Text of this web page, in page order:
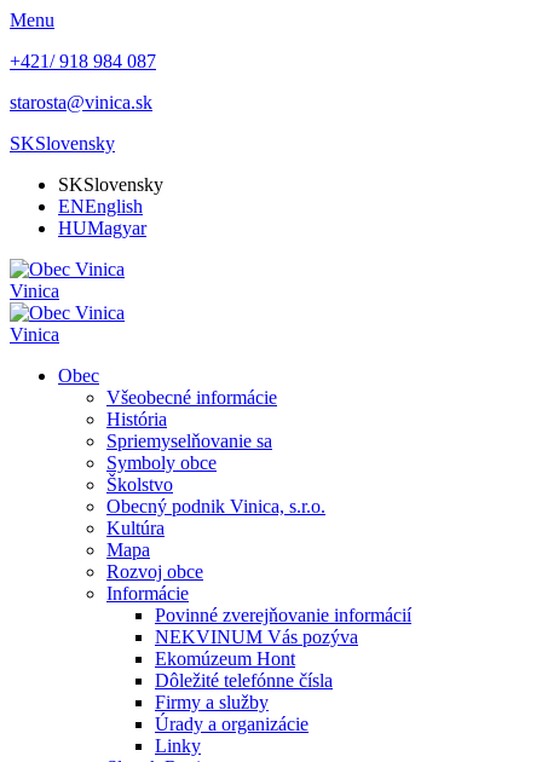
Menu
+421/ 918 984 087
starosta@vinica.sk
SKSlovensky
SKSlovensky
ENEnglish
HUMagyar
Vinica
Vinica
Obec
Všeobecné informácie
História
Spriemyselňovanie sa
Symboly obce
Školstvo
Obecný podnik Vinica, s.r.o.
Kultúra
Mapa
Rozvoj obce
Informácie
Povinné zverejňovanie informácií
NEKVINUM Vás pozýva
Ekomúzeum Hont
Dôležité telefónne čísla
Firmy a služby
Úrady a organizácie
Linky